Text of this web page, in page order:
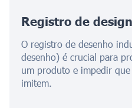
Registro de design
O registro de desenho
desenho) é crucial para
um produto e impedir
imitem.